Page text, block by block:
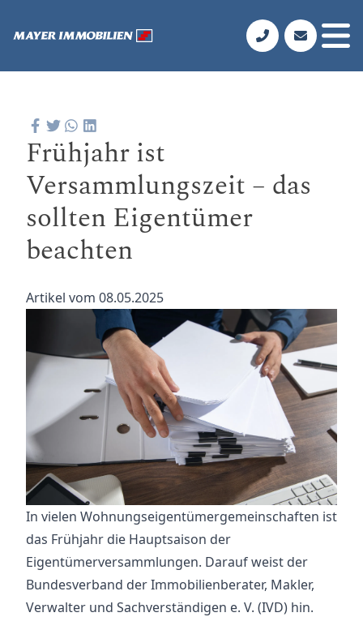
Frühjahr ist
Versammlungszeit – das
sollten Eigentümer
beachten
Artikel vom 08.05.2025
In vielen Wohnungseigentümergemeinschaften ist
das Frühjahr die Hauptsaison der
Eigentümerversammlungen. Darauf weist der
Bundesverband der Immobilienberater, Makler,
Verwalter und Sachverständigen e. V. (IVD) hin.